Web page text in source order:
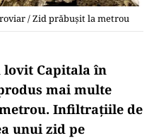
/ Zid prăbușit la metrou
lovit Capitala în
mai multe
Infiltrațiile de
unui zid pe